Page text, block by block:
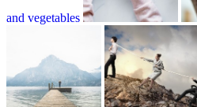
and vegetables